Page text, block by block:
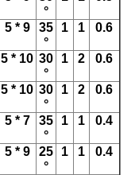
°
5 * 9
35
°
1 1 0.6
5 * 10 30
°
1 2 0.6
5 * 10 30
°
1 2 0.6
5 * 7
35
°
1 1 0.4
5 * 9
25
°
1 1 0.4